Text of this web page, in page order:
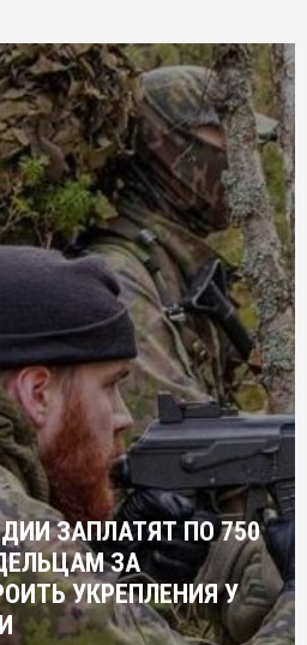
ЗАПЛАТЯТ ПО 750
ЗА
УКРЕПЛЕНИЯ У